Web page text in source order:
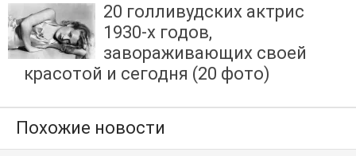
20 голливудских актрис
1930-х годов,
завораживающих своей
красотой и сегодня (20 фото)
Похожие новости